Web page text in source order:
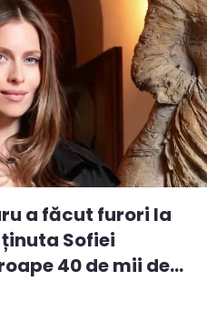
a făcut furori la
Sofiei
40 de mii de